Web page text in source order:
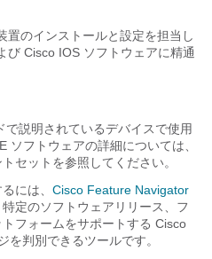
置のインストールと設定を担当し
び Cisco IOS ソフトウェアに精通
説明されているデバイスで使用
ソフトウェアの詳細については、
セットを参照してください。
には、 Cisco Feature Navigator
定のソフトウェアリリース、フ
フォームをサポートする Cisco
を判別できるツールです。